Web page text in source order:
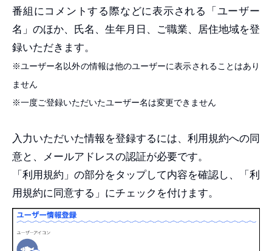
番組にコメントする際などに表示される「ユーザー
名」のほか、氏名、生年月日、ご職業、居住地域を登
録いただきます。
※ユーザー名以外の情報は他のユーザーに表示されることはあり
ません
※一度ご登録いただいたユーザー名は変更できません
入力いただいた情報を登録するには、利用規約への同
意と、メールアドレスの認証が必要です。
「利用規約」の部分をタップして内容を確認し、「利
用規約に同意する」にチェックを付けます。